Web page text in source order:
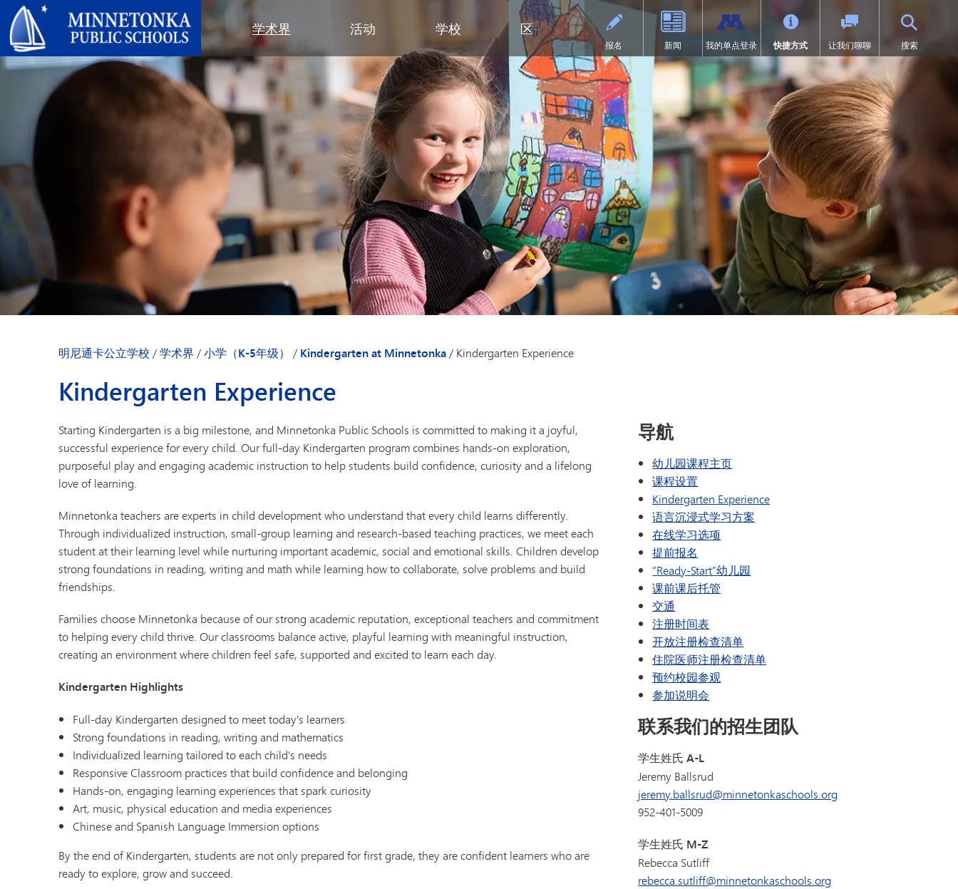
明尼通卡公立学校
学术界
地区项目
进阶学习
计算机科学与编程
数字健康与保健
语言沉浸式教学
“导航员”计划
奥尔维斯反欺凌项目
Tonka 在线
学前教育
幼儿家庭教育（ECFE）
幼儿特殊教育（ECSE）
“小探险家”托儿所
小学（K-5年级）
课程设置
小学网站链接
小学美术
沉浸式教学选项（幼儿园至五年
级）
Kindergarten at Minnetonka
读写能力计划
高中（9-12年级）
学术荣誉
大学先修课程（AP）
毕业设计
美术
毕业要求
国际文凭（IB）
国际研究
语言沉浸式课程（9-12年级）
明尼通卡研究
MOMENTUM：航空、汽车、建筑
“引领未来”项目
船长日志 | MHS 课程目录
Tonka Online（增刊）
初中（6-8年级）
学术荣誉
课程目录
语言沉浸式教学（6-8年级）
活动
全区
卓越庆典
服务庆典
社区教育
有目标的育儿
“为更绿色的未来”再利用与回收活
Tonka 提供
区合唱团
青少年素质教育
青少年文娱活动
初中
活动 - MME
活动 - MMW
高中活动
社团与拓展活动
联系我们
明尼通卡合唱团（在新窗口/标签页中打开）
明尼通卡部落（在新窗口/标签页中打开）
明尼通卡管弦乐团 （在新窗口/标签页中打开）
明尼通卡剧院（在新窗口/标签页中打开）
注册（在新窗口/标签页中打开）
学生会
高中体育
日历
设施
常见问题
联系我们
注册（在新窗口/标签页中打开）
体育
体育快讯
门票
学校
社区教育
明尼通卡幼儿园与ECFE
探索者（托儿所）
青年
成人课程
清泉小学
迪普黑文小学
埃克塞尔西尔小学
格罗夫兰小学
明尼瓦什塔小学
风景高地小学
初中
东初中
西初中
高中
明尼通卡高中
过渡教育
SAIL 过渡计划
在线学习
Tonka 在线
区
领导力
年度报告
学区政策
校董会
关于明尼通卡学区
区域地图（在新窗口/标签页中打开）
使命、信念与愿景
家长与学生手册
引以为豪之处
预算与财务
招标与提案征集
通信
设施使用与租赁
人力资源
营养服务
居民及公开招募
安全与安保
教学
技术
测试与评估
交通
合作伙伴
后援会
案例
钻石俱乐部（在新窗口/标签页中打开）
家庭协作
明尼通卡校友会
明尼通卡基金会
斯基珀斯助威俱乐部
Tonka CARES
托恩卡之傲
项目
1:1 iPad 信息
第504条
预防欺凌
数字健康与保健
英语学习者 (EL)
医疗服务
居家
符合《麦金尼-文托法案》资格的
明尼通卡美洲原住民教育项目
特殊教育
第一章
《第九条》
报名 新闻 我的单点登录 快捷方式 让我们聊聊 搜索
明尼通卡公立学校 /学术界 /小学（K-5年级） / Kindergarten at Minnetonka/ Kindergarten Experience
Kindergarten Experience
Starting Kindergarten is a big milestone, and Minnetonka Public Schools is committed to making it a joyful,
successful experience for every child. Our full-day Kindergarten program combines hands-on exploration,
purposeful play and engaging academic instruction to help students build confidence, curiosity and a lifelong
love of learning.
Minnetonka teachers are experts in child development who understand that every child learns differently.
Through individualized instruction, small-group learning and research-based teaching practices, we meet each
student at their learning level while nurturing important academic, social and emotional skills. Children develop
strong foundations in reading, writing and math while learning how to collaborate, solve problems and build
friendships.
Families choose Minnetonka because of our strong academic reputation, exceptional teachers and commitment
to helping every child thrive. Our classrooms balance active, playful learning with meaningful instruction,
creating an environment where children feel safe, supported and excited to learn each day.
Kindergarten Highlights
Full-day Kindergarten designed to meet today's learners
Strong foundations in reading, writing and mathematics
Individualized learning tailored to each child's needs
Responsive Classroom practices that build confidence and belonging
Hands-on, engaging learning experiences that spark curiosity
Art, music, physical education and media experiences
Chinese and Spanish Language Immersion options
By the end of Kindergarten, students are not only prepared for first grade, they are confident learners who are
ready to explore, grow and succeed.
导航
幼儿园课程主页
课程设置
Kindergarten Experience
语言沉浸式学习方案
在线学习选项
提前报名
“Ready-Start”幼儿园
课前课后托管
交通
注册时间表
开放注册检查清单
住院医师注册检查清单
预约校园参观
参加说明会
联系我们的招生团队
学生姓氏 A-L
Jeremy Ballsrud
jeremy.ballsrud@minnetonkaschools.org
952-401-5009
学生姓氏 M-Z
Rebecca Sutliff
rebecca.sutliff@minnetonkaschools.org